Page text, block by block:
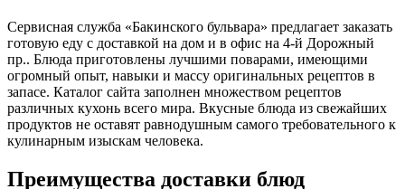
Сервисная служба «Бакинского бульвара» предлагает заказать
готовую еду с доставкой на дом и в офис на 4-й Дорожный
пр.. Блюда приготовлены лучшими поварами, имеющими
огромный опыт, навыки и массу оригинальных рецептов в
запасе. Каталог сайта заполнен множеством рецептов
различных кухонь всего мира. Вкусные блюда из свежайших
продуктов не оставят равнодушным самого требовательного к
кулинарным изыскам человека.
Преимущества доставки блюд